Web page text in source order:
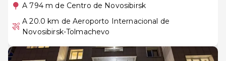
A 794 m de Centro de Novosibirsk
A 20.0 km de Aeroporto Internacional de
Novosibirsk-Tolmachevo